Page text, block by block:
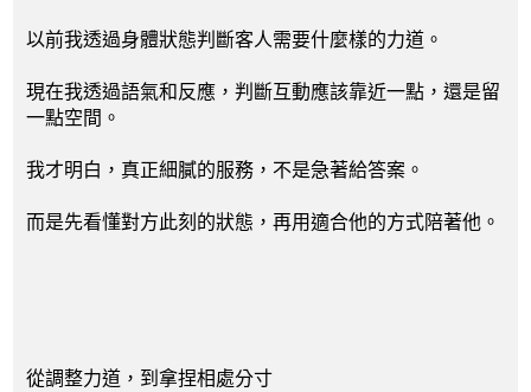
以前我透過身體狀態判斷客人需要什麼樣的力道。
現在我透過語氣和反應，判斷互動應該靠近一點，還是留
一點空間。
我才明白，真正細膩的服務，不是急著給答案。
而是先看懂對方此刻的狀態，再用適合他的方式陪著他。
從調整力道，到拿捏相處分寸